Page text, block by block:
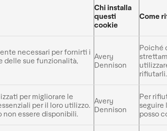
Chi installa
questi
cookie
Come
necessari per fornirti i
delle sue funzionalità,
Avery
Dennison
Poiché
rifiutarli.
per migliorare le
per il loro utilizzo.
essere disponibili.
Avery
Dennison
Per
seguire
posso